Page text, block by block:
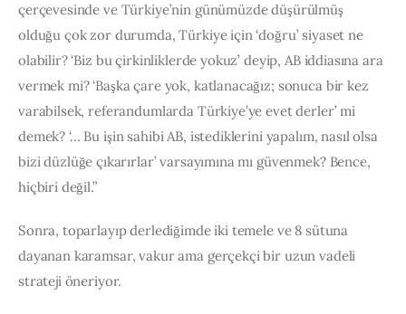
çerçevesinde ve Türkiye’nin günümüzde düşürülmüş
olduğu çok zor durumda, Türkiye için ‘doğru’ siyaset ne
olabilir? ‘Biz bu çirkinliklerde yokuz’ deyip, AB iddiasına ara
vermek mi? ‘Başka çare yok, katlanacağız; sonuca bir kez
varabilsek, referandumlarda Türkiye’ye evet derler’ mi
demek? ‘… Bu işin sahibi AB, istediklerini yapalım, nasıl olsa
bizi düzlüğe çıkarırlar’ varsayımına mı güvenmek? Bence,
hiçbiri değil.”
Sonra, toparlayıp derlediğimde iki temele ve 8 sütuna
dayanan karamsar, vakur ama gerçekçi bir uzun vadeli
strateji öneriyor.